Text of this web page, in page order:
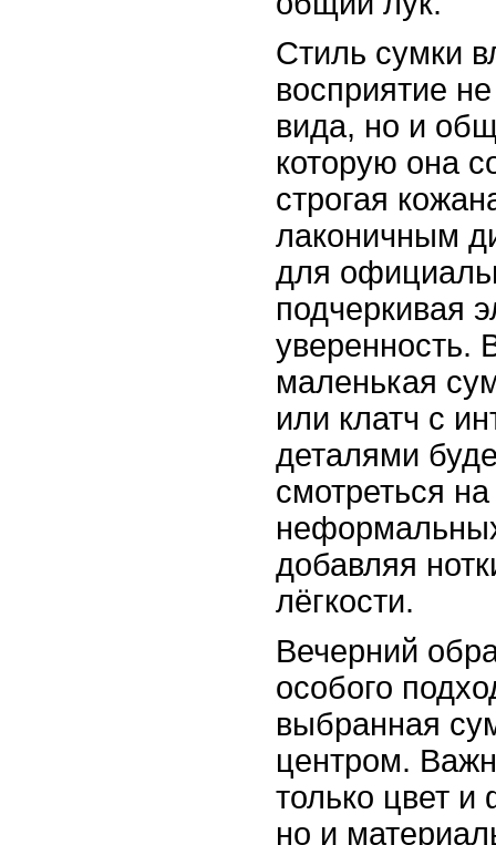
Стиль сумки
восприятие
вида, но и
которую она
строгая
лаконичным
для
подчеркивая
уверенность.
маленькая
или клатч с
деталями
смотреться
добавляя
лёгкости.
Вечерний
особого
выбранная
центром.
только цвет
но и